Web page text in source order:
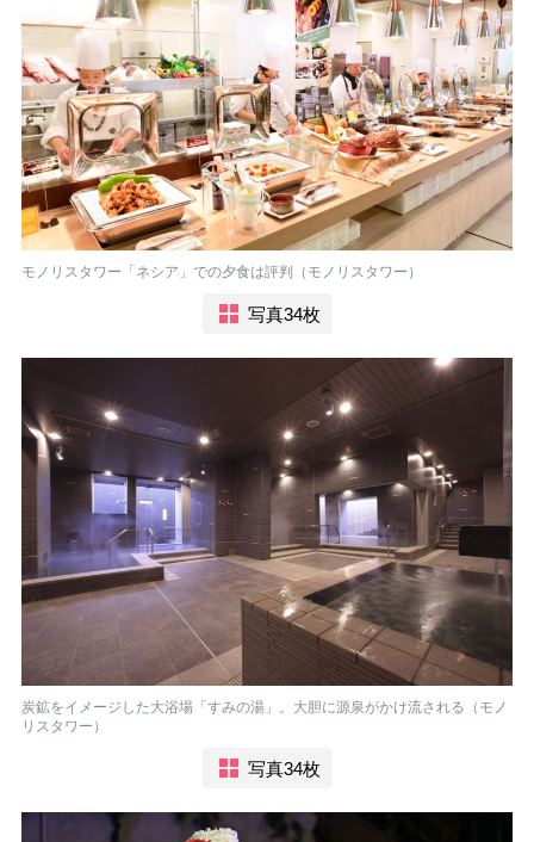
モノリスタワー「ネシア」での夕食は評判（モノリスタワー）
写真34枚
炭鉱をイメージした大浴場「すみの湯」。大胆に源泉がかけ流される（モノ
リスタワー）
写真34枚